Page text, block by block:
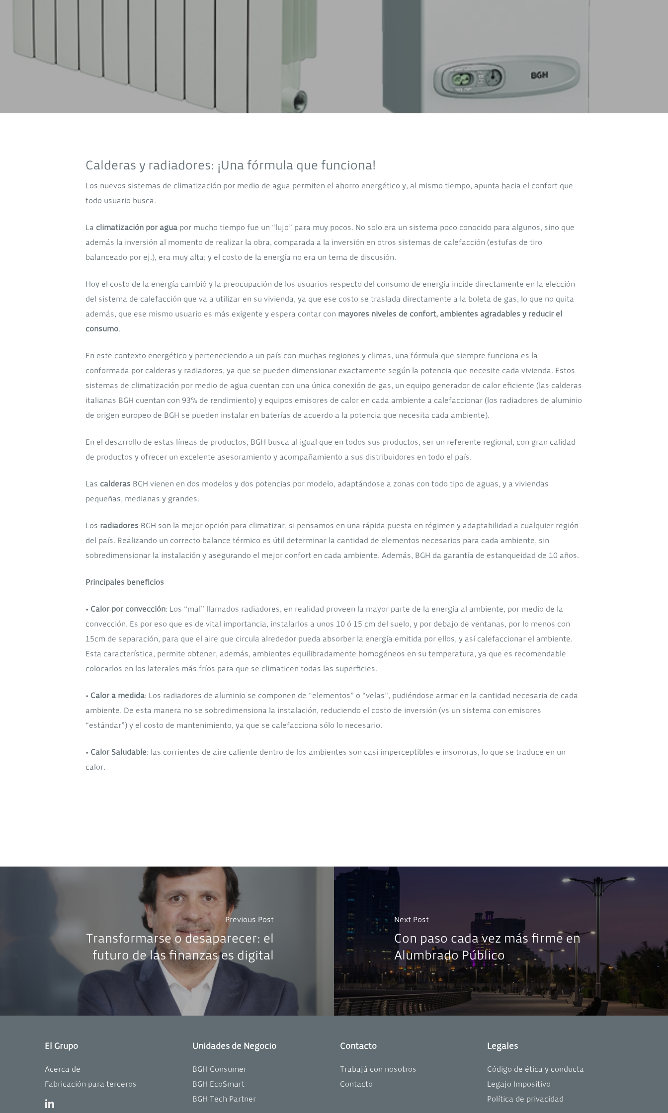
Calderas y radiadores: ¡Una fórmula que funciona!
Los nuevos sistemas de climatización por medio de agua permiten el ahorro energético y, al mismo tiempo, apunta hacia el confort que
todo usuario busca.
La climatización por agua por mucho tiempo fue un “lujo” para muy pocos. No solo era un sistema poco conocido para algunos, sino que
además la inversión al momento de realizar la obra, comparada a la inversión en otros sistemas de calefacción (estufas de tiro
balanceado por ej.), era muy alta; y el costo de la energía no era un tema de discusión.
Hoy el costo de la energía cambió y la preocupación de los usuarios respecto del consumo de energía incide directamente en la elección
del sistema de calefacción que va a utilizar en su vivienda, ya que ese costo se traslada directamente a la boleta de gas, lo que no quita
además, que ese mismo usuario es más exigente y espera contar con mayores niveles de confort, ambientes agradables y reducir el
consumo.
En este contexto energético y perteneciendo a un país con muchas regiones y climas, una fórmula que siempre funciona es la
conformada por calderas y radiadores, ya que se pueden dimensionar exactamente según la potencia que necesite cada vivienda. Estos
sistemas de climatización por medio de agua cuentan con una única conexión de gas, un equipo generador de calor eficiente (las calderas
italianas BGH cuentan con 93% de rendimiento) y equipos emisores de calor en cada ambiente a calefaccionar (los radiadores de aluminio
de origen europeo de BGH se pueden instalar en baterías de acuerdo a la potencia que necesita cada ambiente).
En el desarrollo de estas líneas de productos, BGH busca al igual que en todos sus productos, ser un referente regional, con gran calidad
de productos y ofrecer un excelente asesoramiento y acompañamiento a sus distribuidores en todo el país.
Las calderas BGH vienen en dos modelos y dos potencias por modelo, adaptándose a zonas con todo tipo de aguas, y a viviendas
pequeñas, medianas y grandes.
Los radiadores BGH son la mejor opción para climatizar, si pensamos en una rápida puesta en régimen y adaptabilidad a cualquier región
del país. Realizando un correcto balance térmico es útil determinar la cantidad de elementos necesarios para cada ambiente, sin
sobredimensionar la instalación y asegurando el mejor confort en cada ambiente. Además, BGH da garantía de estanqueidad de 10 años.
Principales beneficios
• Calor por convección: Los “mal” llamados radiadores, en realidad proveen la mayor parte de la energía al ambiente, por medio de la
convección. Es por eso que es de vital importancia, instalarlos a unos 10 ó 15 cm del suelo, y por debajo de ventanas, por lo menos con
15cm de separación, para que el aire que circula alrededor pueda absorber la energía emitida por ellos, y así calefaccionar el ambiente.
Esta característica, permite obtener, además, ambientes equilibradamente homogéneos en su temperatura, ya que es recomendable
colocarlos en los laterales más fríos para que se climaticen todas las superficies.
• Calor a medida: Los radiadores de aluminio se componen de “elementos” o “velas”, pudiéndose armar en la cantidad necesaria de cada
ambiente. De esta manera no se sobredimensiona la instalación, reduciendo el costo de inversión (vs un sistema con emisores
“estándar”) y el costo de mantenimiento, ya que se calefacciona sólo lo necesario.
• Calor Saludable: las corrientes de aire caliente dentro de los ambientes son casi imperceptibles e insonoras, lo que se traduce en un
calor.
Previous Post
Transformarse o desaparecer: el
futuro de las finanzas es digital
Next Post
Con paso cada vez más firme en
Alumbrado Público
El Grupo
Acerca de
Fabricación para terceros
linkedin
Unidades de Negocio
BGH Consumer
BGH EcoSmart
BGH Tech Partner
Contacto
Trabajá con nosotros
Contacto
Legales
Código de ética y conducta
Legajo Impositivo
Política de privacidad